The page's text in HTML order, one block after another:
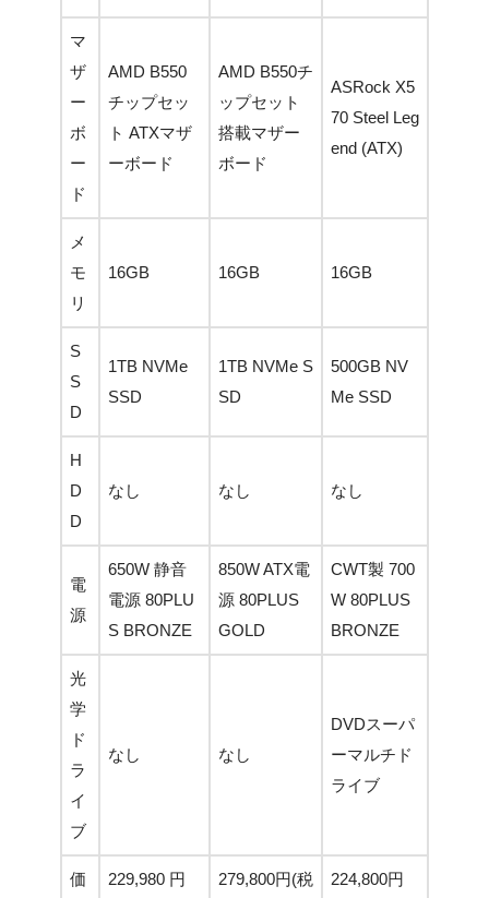
マ
ザ
ー
ボ
ー
ド
AMD B550
チップセッ
ト ATXマザ
ーボード
AMD B550チ
ップセット
搭載マザー
ボード
ASRock X5
70 Steel Leg
end (ATX)
メ
モ
リ
16GB 16GB 16GB
S
S
D
1TB NVMe
SSD
1TB NVMe S
SD
500GB NV
Me SSD
H
D
D
なし なし なし
電
源
650W 静音
電源 80PLU
S BRONZE
850W ATX電
源 80PLUS
GOLD
CWT製 700
W 80PLUS
BRONZE
光
学
ド
ラ
イ
ブ
なし なし
DVDスーパ
ーマルチド
ライブ
価
229,980 円
279,800円(税
224,800円